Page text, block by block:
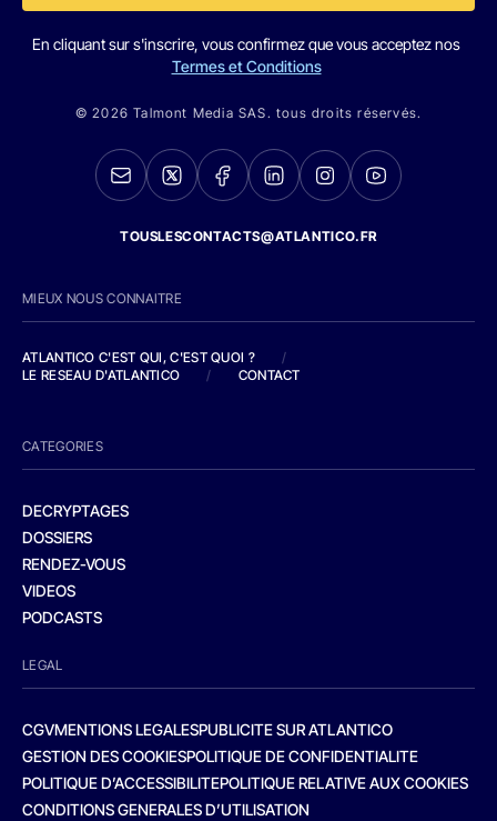
En cliquant sur s'inscrire, vous confirmez que vous acceptez nos
Termes et Conditions
© 2026 Talmont Media SAS. tous droits réservés.
TOUSLESCONTACTS@ATLANTICO.FR
MIEUX NOUS CONNAITRE
ATLANTICO C'EST QUI, C'EST QUOI ?
/
LE RESEAU D'ATLANTICO
/ CONTACT
CATEGORIES
DECRYPTAGES
DOSSIERS
RENDEZ-VOUS
VIDEOS
PODCASTS
LEGAL
CGVMENTIONS LEGALESPUBLICITE SUR ATLANTICO
GESTION DES COOKIESPOLITIQUE DE CONFIDENTIALITE
POLITIQUE D’ACCESSIBILITEPOLITIQUE RELATIVE AUX COOKIES
CONDITIONS GENERALES D’UTILISATION